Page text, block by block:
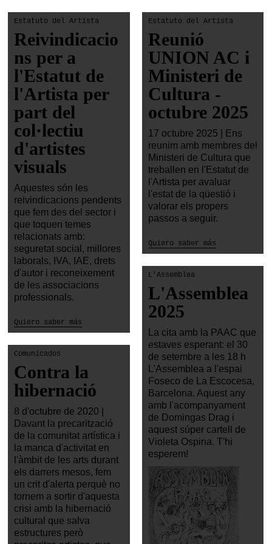
Estatuto del Artista
Reivindicacio
ns per a
l'Estatut de
l'Artista per
part del
col·lectiu
d'artistes
visuals
Aquestes són les
reivindicacions pendents
que fem des del sector i
que toquen temes
relacionats amb:
seguretat social, millores
laborals, IVA, IAE, drets
d'autor i reconeixement
de les associacions
professionals.
Quiero saber más
Estatuto del Artista
Reunió
UNION AC i
Ministeri de
Cultura -
octubre 2025
17 octubre 2025 | Ens
reunim amb membres del
Ministeri de Cultura que
treballen en l'Estatut de
l'Artista per avaluar
l'estat de la qüestió i
valorar els propers
passos a seguir.
Quiero saber más
L'Assemblea
L'Assemblea
2025
La cita amb la PAAC que
estaves esperant: el 30
de setembre a les 18 h
L'Assemblea a l'espai
Foseco de La Escocesa,
Barcelona. Aquest any
amb l'acompanyament
de Domingas Drag i
aquest súper cartell de
Violeta Ospina. T'hi
esperem!
Comunicados
Contra la
hibernació
8 d'octubre de 2020 |
Davant la precarització
de la comunitat artística i
la manca d'activitat en
l'àmbit de les arts durant
els darrers mesos, fem
un crit d'alerta perquè no
tornem a sortir d'aquesta
crisi amb la hibernació
cultural que salva
estructures però